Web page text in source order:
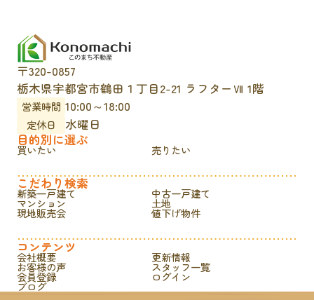
〒320-0857
栃木県宇都宮市鶴田１丁目2-21 ラフターⅦ 1階
営業時間 10:00～18:00
定休日
水曜日
目的別に選ぶ
買いたい 売りたい
こだわり検索
新築一戸建て 中古一戸建て
マンション 土地
現地販売会 値下げ物件
コンテンツ
会社概要 更新情報
お客様の声 スタッフ一覧
会員登録 ログイン
ブログ